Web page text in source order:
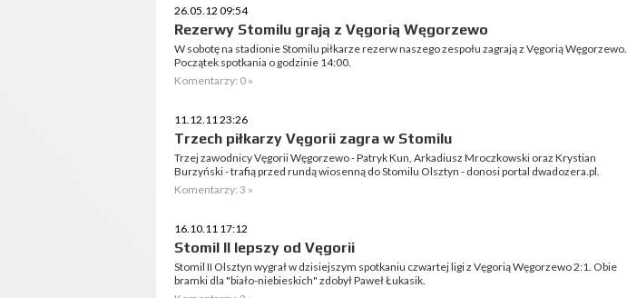
26.05.12 09:54
Rezerwy Stomilu grają z Vęgorią Węgorzewo
W sobotę na stadionie Stomilu piłkarze rezerw naszego zespołu zagrają z Vęgorią Węgorzewo.
Początek spotkania o godzinie 14:00.
Komentarzy: 0 »
11.12.11 23:26
Trzech piłkarzy Vęgorii zagra w Stomilu
Trzej zawodnicy Vęgorii Węgorzewo - Patryk Kun, Arkadiusz Mroczkowski oraz Krystian
Burzyński - trafią przed rundą wiosenną do Stomilu Olsztyn - donosi portal dwadozera.pl.
Komentarzy: 3 »
16.10.11 17:12
Stomil II lepszy od Vęgorii
Stomil II Olsztyn wygrał w dzisiejszym spotkaniu czwartej ligi z Vęgorią Węgorzewo 2:1. Obie
bramki dla "biało-niebieskich" zdobył Paweł Łukasik.